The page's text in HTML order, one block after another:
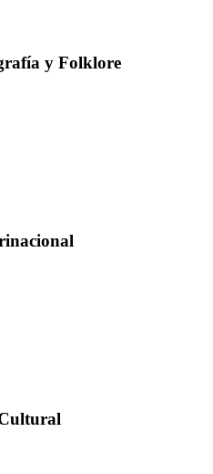
y Folklore